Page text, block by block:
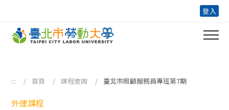
登入
::: 首頁 課程查詢 臺北市照顧服務員專班第7期
外連課程